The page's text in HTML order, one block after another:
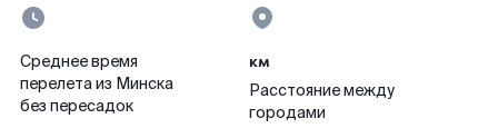
Среднее время
перелета из Минска
без пересадок
км
Расстояние между
городами